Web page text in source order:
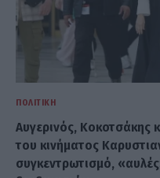
ΠΟΛΙΤΙΚΉ
Αυγερινός, Κοκοτσάκης
του κινήματος
συγκεντρωτισμό,